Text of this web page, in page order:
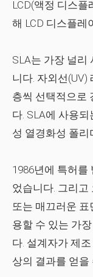
LCD(액정 디스
해 LCD 디스플레
SLA는 가장 널리
니다. 자외선
층씩 선택적으로
다. SLA에 사용
성 열경화성 폴리
1986년에 특허를
었습니다. 그리고
또는 매끄러운
용할 수 있는 가
다. 설계자가 제
상의 결과를 얻을